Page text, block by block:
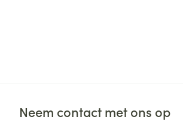
Neem contact met ons op